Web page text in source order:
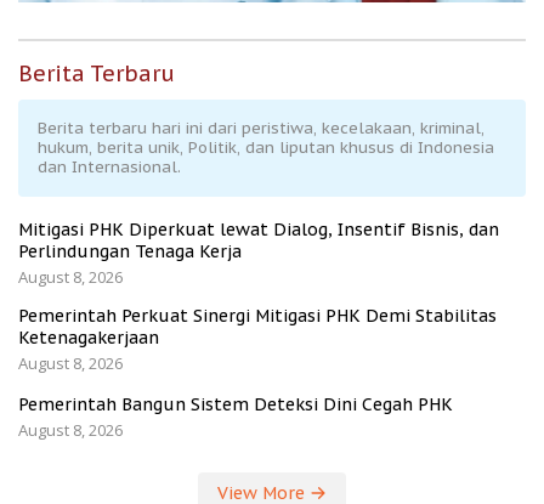
Berita Terbaru
Berita terbaru hari ini dari peristiwa, kecelakaan, kriminal,
hukum, berita unik, Politik, dan liputan khusus di Indonesia
dan Internasional.
Mitigasi PHK Diperkuat lewat Dialog, Insentif Bisnis, dan
Perlindungan Tenaga Kerja
August 8, 2026
Pemerintah Perkuat Sinergi Mitigasi PHK Demi Stabilitas
Ketenagakerjaan
August 8, 2026
Pemerintah Bangun Sistem Deteksi Dini Cegah PHK
August 8, 2026
View More